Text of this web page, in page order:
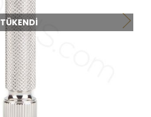
TÜKENDI